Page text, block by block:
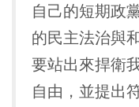
自己的短期政
的民主法治與
要站出來捍衛
自由，並提出